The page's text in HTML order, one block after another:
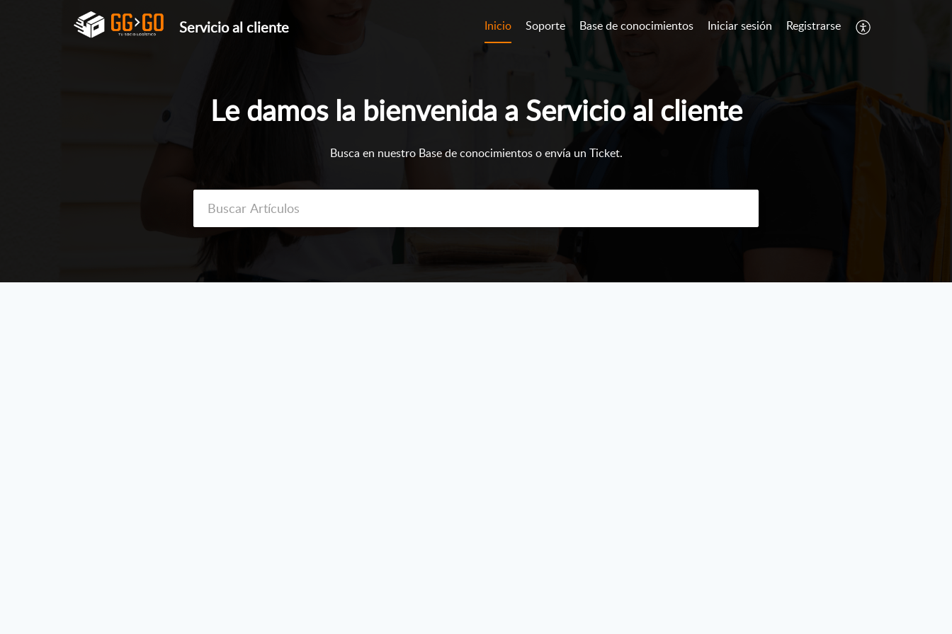
Servicio al cliente Inicio Soporte Base de conocimientos Iniciar sesión Registrarse
Le damos la bienvenida a Servicio al cliente
Busca en nuestro Base de conocimientos o envía un Ticket.